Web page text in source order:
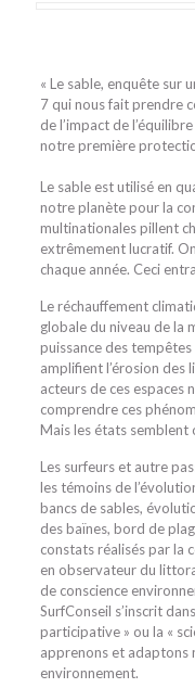
« Le sable, enquête sur
7 qui nous fait prendre
de l’impact de
notre première
Le sable est utilisé en
notre planète pour la
multinationales pillent
extrêmement lucratif.
chaque année. Ceci
Le réchauffement
globale du niveau de la
puissance des
amplifient l’érosion
acteurs de ces espaces
comprendre ces
Mais les états semblent
Les surfeurs et autre
les témoins de
bancs de sables,
des baïnes, bord de
constats réalisés par la
en observateur du
de conscience
SurfConseil s’inscrit
participative » ou la «
apprenons et adaptons
environnement.